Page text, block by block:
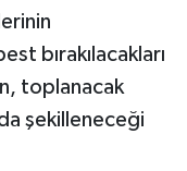
bırakılacakları
toplanacak
şekilleneceği